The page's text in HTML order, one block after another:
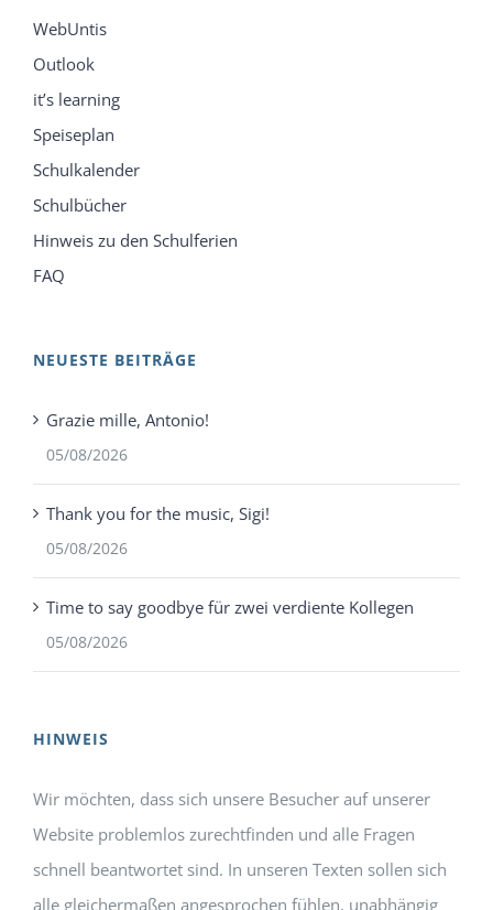
WebUntis
Outlook
it’s learning
Speiseplan
Schulkalender
Schulbücher
Hinweis zu den Schulferien
FAQ
NEUESTE BEITRÄGE
Grazie mille, Antonio!
05/08/2026
Thank you for the music, Sigi!
05/08/2026
Time to say goodbye für zwei verdiente Kollegen
05/08/2026
HINWEIS
Wir möchten, dass sich unsere Besucher auf unserer
Website problemlos zurechtfinden und alle Fragen
schnell beantwortet sind. In unseren Texten sollen sich
alle gleichermaßen angesprochen fühlen, unabhängig